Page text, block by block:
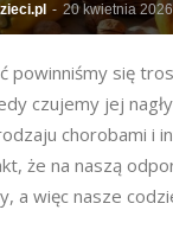
- 20 kwietnia 2026
powinniśmy się
czujemy jej
chorobami i
że na naszą
a więc nasze